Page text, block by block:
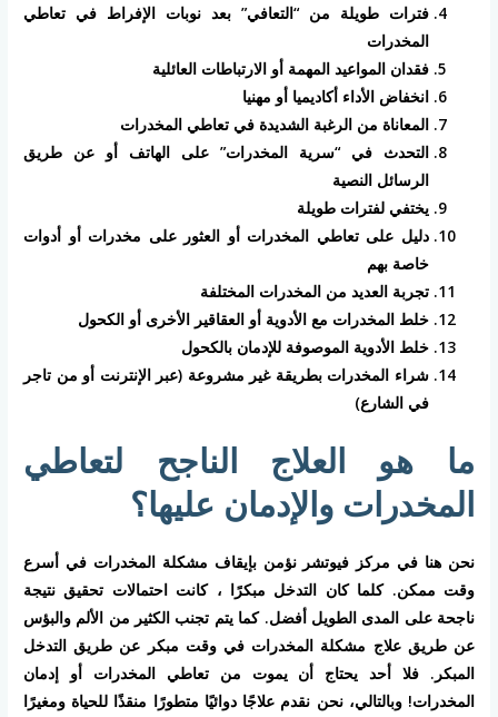
فترات طويلة من “التعافي” بعد نوبات الإفراط في تعاطي
المخدرات
فقدان المواعيد المهمة أو الارتباطات العائلية
انخفاض الأداء أكاديميا أو مهنيا
المعاناة من الرغبة الشديدة في تعاطي المخدرات
التحدث في “سرية المخدرات” على الهاتف أو عن طريق
الرسائل النصية
يختفي لفترات طويلة
دليل على تعاطي المخدرات أو العثور على مخدرات أو أدوات
خاصة بهم
تجربة العديد من المخدرات المختلفة
خلط المخدرات مع الأدوية أو العقاقير الأخرى أو الكحول
خلط الأدوية الموصوفة للإدمان بالكحول
شراء المخدرات بطريقة غير مشروعة (عبر الإنترنت أو من تاجر
في الشارع)
ما هو العلاج الناجح لتعاطي
المخدرات والإدمان عليها؟
نحن هنا في مركز فيوتشر نؤمن بإيقاف مشكلة المخدرات في أسرع
وقت ممكن. كلما كان التدخل مبكرًا ، كانت احتمالات تحقيق نتيجة
ناجحة على المدى الطويل أفضل. كما يتم تجنب الكثير من الألم والبؤس
عن طريق علاج مشكلة المخدرات في وقت مبكر عن طريق التدخل
المبكر. فلا أحد يحتاج أن يموت من تعاطي المخدرات أو إدمان
المخدرات! وبالتالي، نحن نقدم علاجًا دوائيًا متطورًا منقذًا للحياة ومغيرًا